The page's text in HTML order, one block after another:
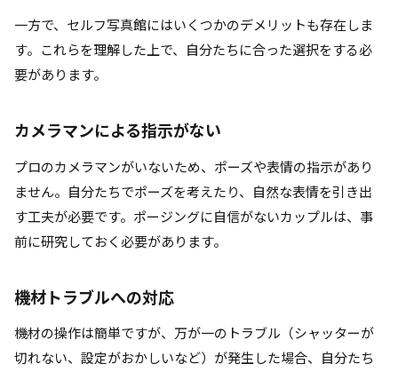
一方で、セルフ写真館にはいくつかのデメリットも存在しま
す。これらを理解した上で、自分たちに合った選択をする必
要があります。
カメラマンによる指示がない
プロのカメラマンがいないため、ポーズや表情の指示があり
ません。自分たちでポーズを考えたり、自然な表情を引き出
す工夫が必要です。ポージングに自信がないカップルは、事
前に研究しておく必要があります。
機材トラブルへの対応
機材の操作は簡単ですが、万が一のトラブル（シャッターが
切れない、設定がおかしいなど）が発生した場合、自分たち